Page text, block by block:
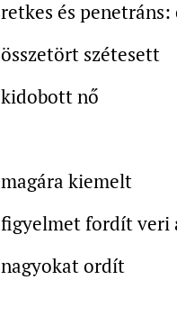
retkes és penetráns:
összetört szétesett
kidobott nő
magára kiemelt
figyelmet fordítveri
nagyokat ordít